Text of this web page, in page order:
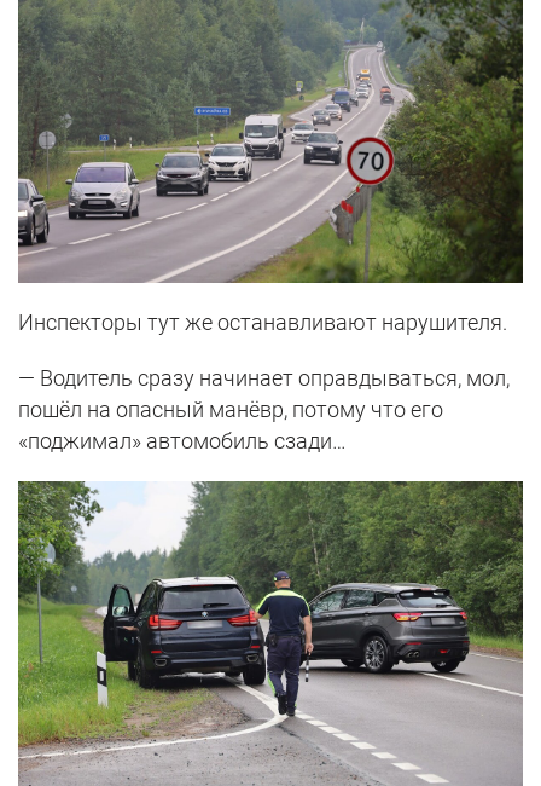
Инспекторы тут же останавливают нарушителя.
— Водитель сразу начинает оправдываться, мол,
пошёл на опасный манёвр, потому что его
«поджимал» автомобиль сзади…